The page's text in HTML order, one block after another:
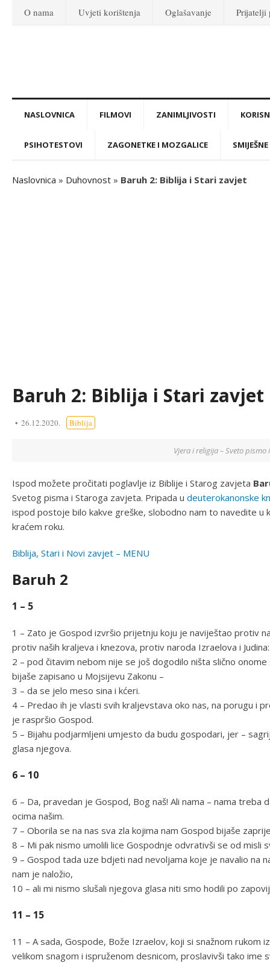
O nama Uvjeti korištenja Oglašavanje Prijatelji
NASLOVNICA FILMOVI ZANIMLJIVOSTI
PSIHOTESTOVI ZAGONETKE I MOZGALICE
Naslovnica » Duhovnost » Baruh 2: Biblija i Stari zavjet
Baruh 2: Biblija i Stari zavjet
26.12.2020. Biblija
Vjera i religija – Sveto pismo
Ispod možete pročitati poglavlje iz Biblije i Starog zavjeta
Svetog pisma i Staroga zavjeta. Pripada u deuterokanonske
ispod postoje bilo kakve greške, slobodno nam to navedite
kraćem roku.
Biblija, Stari i Novi zavjet – MENU
Baruh 2
1 – 5
1 – Zato je Gospod izvršio prijetnju koju je naviještao protiv
protiv naših kraljeva i knezova, protiv naroda Izraelova i Judina:
2 – pod čitavim nebom nije se još dogodilo ništa slično
bijaše zapisano u Mojsijevu Zakonu –
3 – da se jelo meso sina i kćeri.
4 – Predao ih je vlasti svih kraljevstava oko nas, na porugu i
je raspršio Gospod.
5 – Bijahu podjarmljeni umjesto da budu gospodari, jer –
glasa njegova.
6 – 10
6 – Da, pravedan je Gospod, Bog naš! Ali nama – nama treba
ocima našim.
7 – Oborila se na nas sva zla kojima nam Gospod bijaše
8 – Mi pak nismo umolili lice Gospodnje odvrativši se od misli
9 – Gospod tada uze bdjeti nad nevoljama koje je navalio na
nam je naložio,
10 – ali mi nismo slušali njegova glasa niti smo hodili po
11 – 15
11 – A sada, Gospode, Bože Izraelov, koji si snažnom rukom
velikom snagom i ispruženom desnicom, proslavivši tako ime